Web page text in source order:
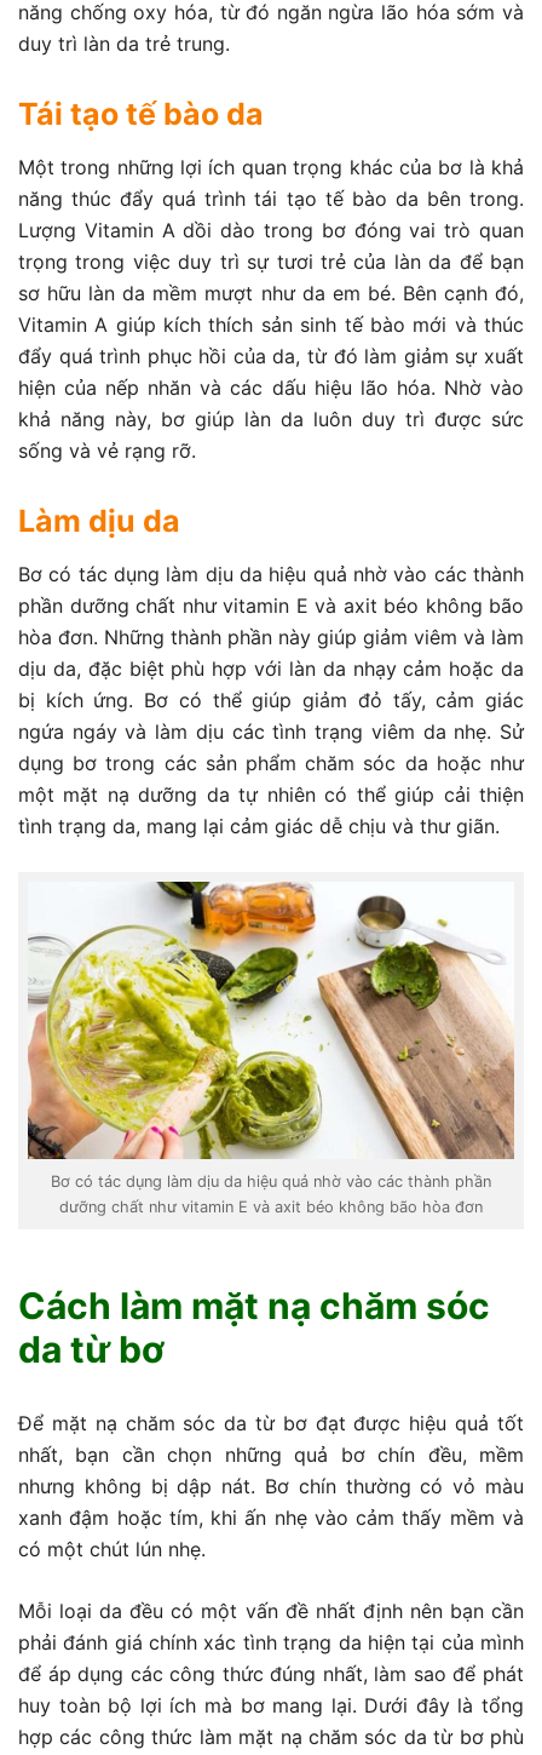
năng chống oxy hóa, từ đó ngăn ngừa lão hóa sớm và
duy trì làn da trẻ trung.
Tái tạo tế bào da
Một trong những lợi ích quan trọng khác của bơ là khả
năng thúc đẩy quá trình tái tạo tế bào da bên trong.
Lượng Vitamin A dồi dào trong bơ đóng vai trò quan
trọng trong việc duy trì sự tươi trẻ của làn da để bạn
sơ hữu làn da mềm mượt như da em bé. Bên cạnh đó,
Vitamin A giúp kích thích sản sinh tế bào mới và thúc
đẩy quá trình phục hồi của da, từ đó làm giảm sự xuất
hiện của nếp nhăn và các dấu hiệu lão hóa. Nhờ vào
khả năng này, bơ giúp làn da luôn duy trì được sức
sống và vẻ rạng rỡ.
Làm dịu da
Bơ có tác dụng làm dịu da hiệu quả nhờ vào các thành
phần dưỡng chất như vitamin E và axit béo không bão
hòa đơn. Những thành phần này giúp giảm viêm và làm
dịu da, đặc biệt phù hợp với làn da nhạy cảm hoặc da
bị kích ứng. Bơ có thể giúp giảm đỏ tấy, cảm giác
ngứa ngáy và làm dịu các tình trạng viêm da nhẹ. Sử
dụng bơ trong các sản phẩm chăm sóc da hoặc như
một mặt nạ dưỡng da tự nhiên có thể giúp cải thiện
tình trạng da, mang lại cảm giác dễ chịu và thư giãn.
Bơ có tác dụng làm dịu da hiệu quả nhờ vào các thành phần
dưỡng chất như vitamin E và axit béo không bão hòa đơn
Cách làm mặt nạ chăm sóc
da từ bơ
Để mặt nạ chăm sóc da từ bơ đạt được hiệu quả tốt
nhất, bạn cần chọn những quả bơ chín đều, mềm
nhưng không bị dập nát. Bơ chín thường có vỏ màu
xanh đậm hoặc tím, khi ấn nhẹ vào cảm thấy mềm và
có một chút lún nhẹ.
Mỗi loại da đều có một vấn đề nhất định nên bạn cần
phải đánh giá chính xác tình trạng da hiện tại của mình
để áp dụng các công thức đúng nhất, làm sao để phát
huy toàn bộ lợi ích mà bơ mang lại. Dưới đây là tổng
hợp các công thức làm mặt nạ chăm sóc da từ bơ phù